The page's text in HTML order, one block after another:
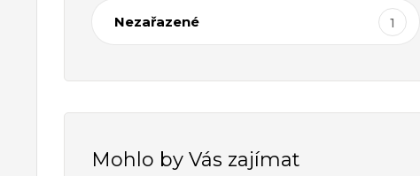
Nezařazené 1
Mohlo by Vás zajímat